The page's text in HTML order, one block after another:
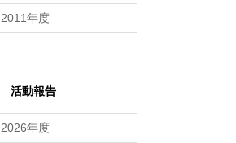
2011年度
活動報告
2026年度